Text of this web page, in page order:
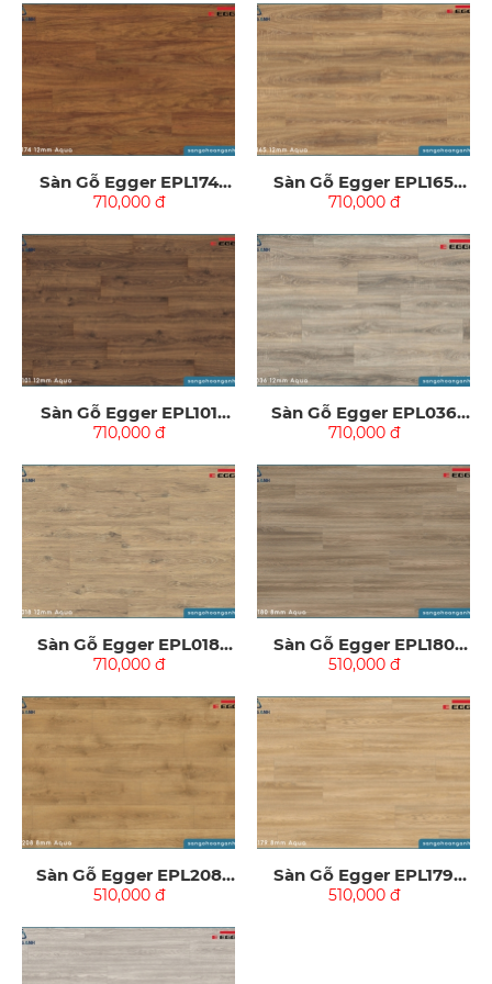
Sàn Gỗ Egger EPL174
Aqua 12mm
710,000 đ
Sàn Gỗ Egger EPL165
Aqua 12mm
710,000 đ
Sàn Gỗ Egger EPL101
Aqua 12mm
710,000 đ
Sàn Gỗ Egger EPL036
Aqua 12mm
710,000 đ
Sàn Gỗ Egger EPL018
Aqua 12mm
710,000 đ
Sàn Gỗ Egger EPL180
Aqua 8mm
510,000 đ
Sàn Gỗ Egger EPL208
Aqua 8mm
510,000 đ
Sàn Gỗ Egger EPL179
Aqua 8mm
510,000 đ